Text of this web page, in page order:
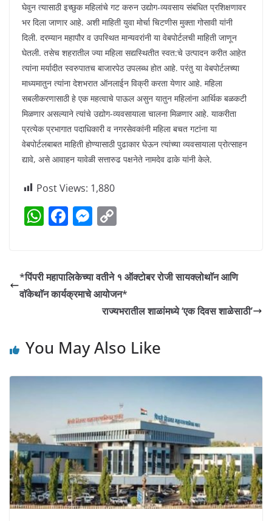
घेवुन त्यासाठी इच्छुक महिलांचे गट करुन उद्योग-व्यवसाय संबधित प्रशिक्षणावर
भर दिला जाणार आहे. अशी माहिती युवा मोर्चा चिटणीस मुक्ता गोसावी यांनी
दिली. दरम्यान महापौर व उपस्थित मान्यवरांनी या वेबपोर्टलची माहिती जाणून
घेतली. तसेच शहरातील ज्या महिला सद्यस्थितीत स्वत:चे उत्पादन करीत आहेत
त्यांना मर्यादीत स्वरुपातच बाजारपेठ उपलब्ध होत आहे. परंतु या वेबपोर्टलच्या
माध्यमातुन त्यांना देशभरात ऑनलाईन विक्री करता येणार आहे. महिला
सबलीकरणासाठी हे एक महत्वाचे पाऊल असुन यातुन महिलांना आर्थिक बळकटी
मिळणार असल्याने त्यांचे उद्योग-व्यवसायाला चालना मिळणार आहे. याकरीता
प्रत्येक प्रभागात पदाधिकारी व नगरसेवकांनी महिला बचत गटांना या
वेबपोर्टलबाबत माहिती होण्यासाठी पुढाकार घेऊन त्यांच्या व्यवसायाला प्रोत्साहन
द्यावे, असे आवाहन यावेळी सत्तारुढ पक्षनेते नामदेव ढाके यांनी केले.
Post Views: 1,880
W
s
A
F
e
b
k
M
e
n
g
y
Li
n
*पिंपरी महापालिकेच्या वतीने १ ऑक्टोबर रोजी सायक्लोथाॅन आणि
वाॅकेथाॅन कार्यक्रमाचे आयोजन*
राज्यभरातील शाळांमध्ये ‘एक दिवस शाळेसाठी’
You May Also Like